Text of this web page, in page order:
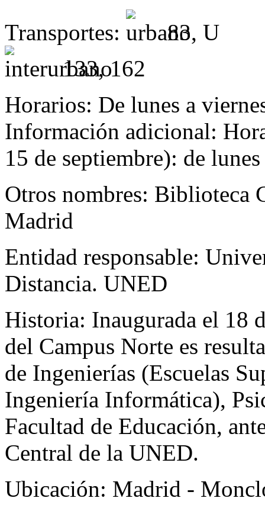
Transportes:
83, U
133, 162
Horarios: De lunes a
Información adicional:
15 de septiembre): de
Otros nombres: Biblioteca
Madrid
Entidad responsable:
Distancia. UNED
Historia: Inaugurada el 18
del Campus Norte es
de Ingenierías (Escuelas
Ingeniería Informática),
Facultad de Educación,
Central de la UNED.
Ubicación: Madrid -